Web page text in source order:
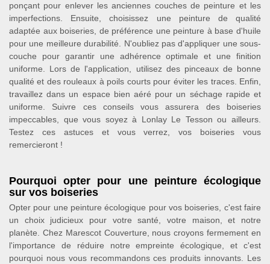
ponçant pour enlever les anciennes couches de peinture et les
imperfections. Ensuite, choisissez une peinture de qualité
adaptée aux boiseries, de préférence une peinture à base d'huile
pour une meilleure durabilité. N'oubliez pas d'appliquer une sous-
couche pour garantir une adhérence optimale et une finition
uniforme. Lors de l'application, utilisez des pinceaux de bonne
qualité et des rouleaux à poils courts pour éviter les traces. Enfin,
travaillez dans un espace bien aéré pour un séchage rapide et
uniforme. Suivre ces conseils vous assurera des boiseries
impeccables, que vous soyez à Lonlay Le Tesson ou ailleurs.
Testez ces astuces et vous verrez, vos boiseries vous
remercieront !
Pourquoi opter pour une peinture écologique
sur vos boiseries
Opter pour une peinture écologique pour vos boiseries, c'est faire
un choix judicieux pour votre santé, votre maison, et notre
planète. Chez Marescot Couverture, nous croyons fermement en
l'importance de réduire notre empreinte écologique, et c'est
pourquoi nous vous recommandons ces produits innovants. Les